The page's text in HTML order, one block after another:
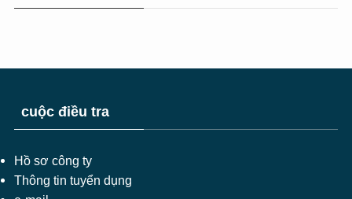
cuộc điều tra
Hồ sơ công ty
Thông tin tuyển dụng